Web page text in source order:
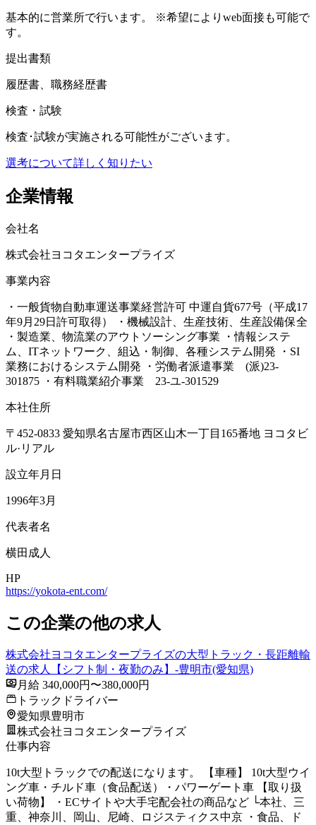
基本的に営業所で行います。 ※希望によりweb面接も可能で
す。
提出書類
履歴書、職務経歴書
検査・試験
検査･試験が実施される可能性がございます。
選考について詳しく知りたい
企業情報
会社名
株式会社ヨコタエンタープライズ
事業内容
・一般貨物自動車運送事業経営許可 中運自貨677号（平成17
年9月29日許可取得） ・機械設計、生産技術、生産設備保全
・製造業、物流業のアウトソーシング事業 ・情報システ
ム、ITネットワーク、組込・制御、各種システム開発 ・SI
業務におけるシステム開発 ・労働者派遣事業 (派)23-
301875 ・有料職業紹介事業 23-ユ-301529
本社住所
〒452-0833 愛知県名古屋市西区山木一丁目165番地 ヨコタビ
ル·リアル
設立年月日
1996年3月
代表者名
横田成人
HP
https://yokota-ent.com/
この企業の他の求人
株式会社ヨコタエンタープライズの大型トラック・長距離輸
送の求人【シフト制・夜勤のみ】-豊明市(愛知県)
月給 340,000円〜380,000円
トラックドライバー
愛知県豊明市
株式会社ヨコタエンタープライズ
仕事内容
10t大型トラックでの配送になります。 【車種】 10t大型ウイ
ング車・チルド車（食品配送）・パワーゲート車 【取り扱
い荷物】 ・ECサイトや大手宅配会社の商品など └本社、三
重、神奈川、岡山、尼崎、ロジスティクス中京 ・食品、ド